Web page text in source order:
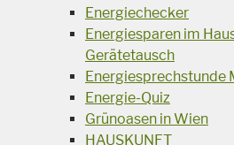
Energiechecker
Energiesparen im
Gerätetausch
Energiesprechstunde
Energie-Quiz
Grünoasen in Wien
HAUSKUNFT